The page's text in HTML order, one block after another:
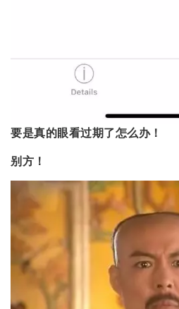
要是真的眼看过期了怎么办！
别方！